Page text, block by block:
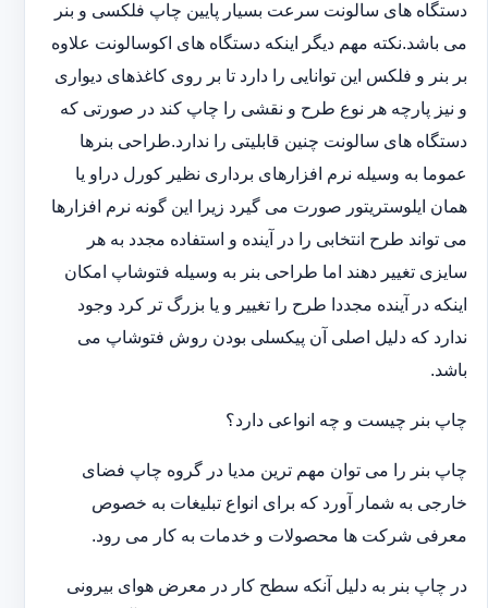
دستگاه های سالونت سرعت بسیار پایین چاپ فلکسی و بنر
می باشد.نکته مهم دیگر اینکه دستگاه های اکوسالونت علاوه
بر بنر و فلکس این توانایی را دارد تا بر روی کاغذهای دیواری
و نیز پارچه هر نوع طرح و نقشی را چاپ کند در صورتی که
دستگاه های سالونت چنین قابلیتی را ندارد.طراحی بنرها
عموما به وسیله نرم افزارهای برداری نظیر کورل دراو یا
همان ایلوستریتور صورت می گیرد زیرا این گونه نرم افزارها
می تواند طرح انتخابی را در آینده و استفاده مجدد به هر
سایزی تغییر دهند اما طراحی بنر به وسیله فتوشاپ امکان
اینکه در آینده مجددا طرح را تغییر و یا بزرگ تر کرد وجود
ندارد که دلیل اصلی آن پیکسلی بودن روش فتوشاپ می
باشد.
چاپ بنر چیست و چه انواعی دارد؟
چاپ بنر را می توان مهم ترین مدیا در گروه چاپ فضای
خارجی به شمار آورد که برای انواع تبلیغات به خصوص
معرفی شرکت ها محصولات و خدمات به کار می رود.
در چاپ بنر به دلیل آنکه سطح کار در معرض هوای بیرونی